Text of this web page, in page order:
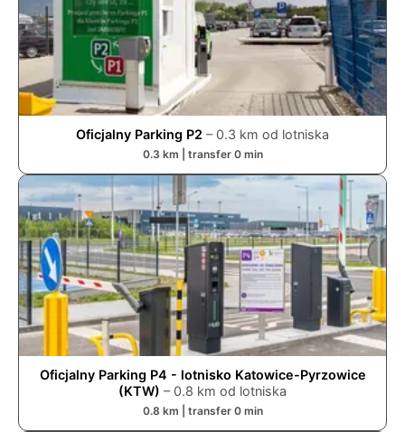
Oficjalny Parking P2 – 0.3 km od lotniska
0.3 km | transfer 0min
Oficjalny Parking P4 - lotnisko Katowice-Pyrzowice
(KTW) – 0.8 km od lotniska
0.8 km | transfer 0min